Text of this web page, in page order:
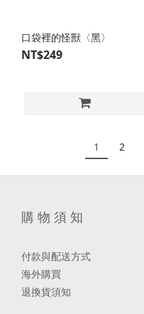
口袋裡的怪獸〈黑〉
NT$249
1 2
購 物 須 知
付款與配送方式
海外購買
退換貨須知